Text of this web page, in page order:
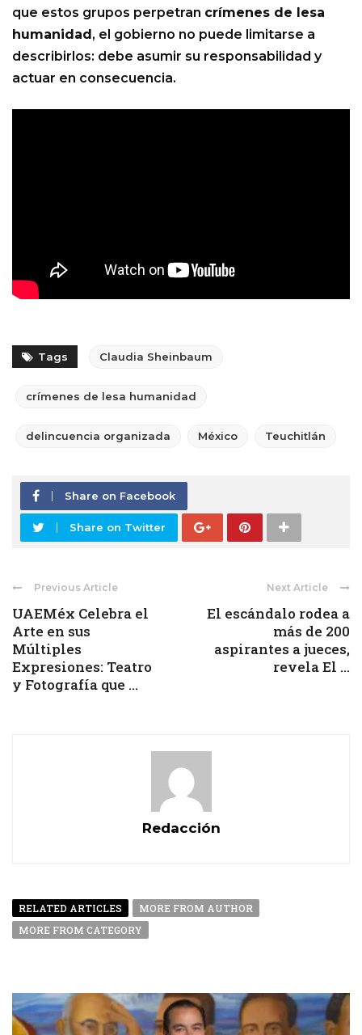
que estos grupos perpetran crímenes de lesa
humanidad , el gobierno no puede limitarse a
describirlos: debe asumir su responsabilidad y
actuar en consecuencia.
Tags Claudia Sheinbaum
crímenes de lesa humanidad
delincuencia organizada México Teuchitlán
Share on Facebook
Share on Twitter
Previous Article
UAEMéx Celebra el
Arte en sus
Múltiples
Expresiones: Teatro
y Fotografía que ...
Next Article
El escándalo rodea a
más de 200
aspirantes a jueces,
revela El ...
Redacción
RELATED ARTICLES
MORE FROM AUTHOR
MORE FROM CATEGORY